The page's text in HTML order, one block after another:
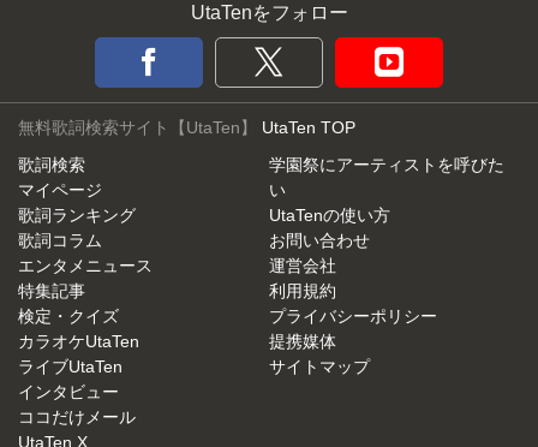
UtaTenをフォロー
無料歌詞検索サイト【UtaTen】 UtaTen TOP
歌詞検索
マイページ
歌詞ランキング
歌詞コラム
エンタメニュース
特集記事
検定・クイズ
カラオケUtaTen
ライブUtaTen
インタビュー
ココだけメール
UtaTen X
学園祭にアーティストを呼びた
い
UtaTenの使い方
お問い合わせ
運営会社
利用規約
プライバシーポリシー
提携媒体
サイトマップ